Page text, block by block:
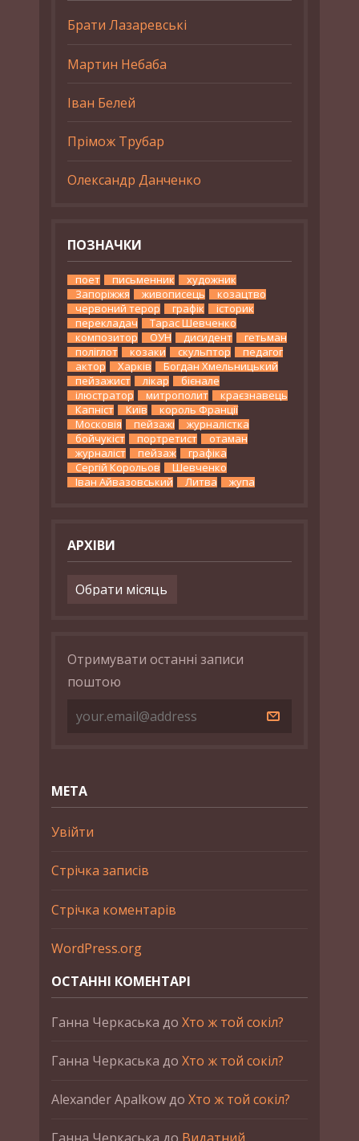
Брати Лазаревські
Мартин Небаба
Іван Белей
Прімож Трубар
Олександр Данченко
ПОЗНАЧКИ
поет письменник
художник
Запоріжжя
живописець
козацтво
червоний терор
графік
історик
перекладач
Тарас Шевченко
композитор
ОУН дисидент
гетьман
поліглот
козаки скульптор
педагог
актор
Харків
Богдан Хмельницький
пейзажист
лікар
бієнале
ілюстратор
митрополит
краєзнавець
Капніст
Київ
король Франції
Московія
пейзажі
журналістка
бойчукіст
портретист
отаман
журналіст
пейзаж
графіка
Сергій Корольов
Шевченко
Іван Айвазовський
Литва жупа
АРХІВИ
Архіви
Отримувати останні записи
поштою
МЕТА
Увійти
Стрічка записів
Стрічка коментарів
WordPress.org
ОСТАННІ КОМЕНТАРІ
Ганна Черкаська до Хто ж той сокіл?
Ганна Черкаська до Хто ж той сокіл?
Alexander Apalkowдо Хто ж той сокіл?